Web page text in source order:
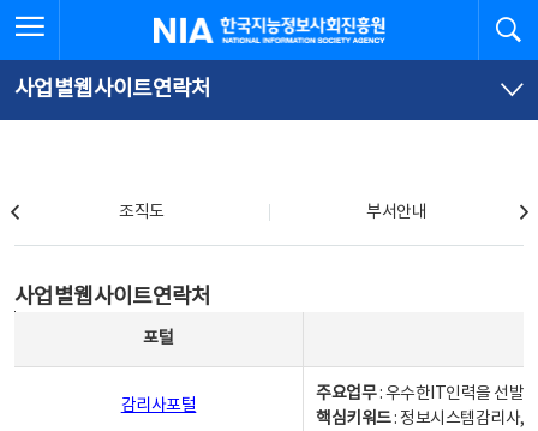
문
로
가
체
뉴
바
가
한국지능정보사회진흥원
사업별웹사이트연락처
조직도 부서안내
사업별웹사이트연락처
포털
감리사포털
주요업무: 우수한IT인력을 선발
핵심키워드: 정보시스템감리사,